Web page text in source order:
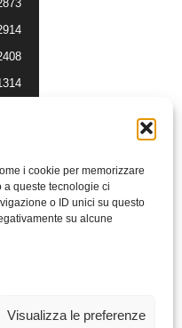
i cookie per memorizzare
queste tecnologie ci
o ID unici su questo
su alcune
Visualizza le preferenze